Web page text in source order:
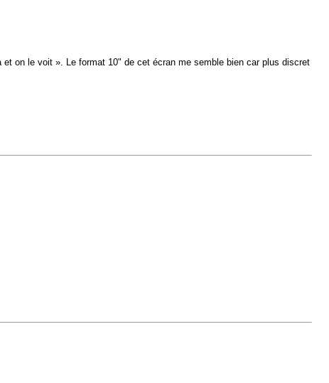
on le voit ». Le format 10" de cet écran me semble bien car plus discret